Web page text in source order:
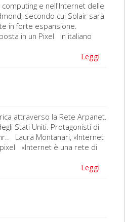
e nell'Internet delle
secondo cui Solair sarà
in forte espansione.
in un Pixel In italiano
Leggi
attraverso la Rete Arpanet.
Stati Uniti. Protagonisti di
Laura Montanari, «Internet
«Internet è una rete di
Leggi